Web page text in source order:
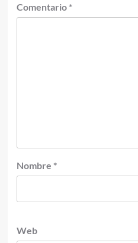
Comentario *
Nombre *
Web